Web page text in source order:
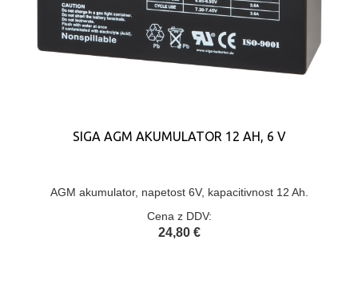
SIGA AGM AKUMULATOR 12 AH, 6 V
AGM akumulator, napetost 6V, kapacitivnost 12 Ah.
Cena z DDV:
24,80 €